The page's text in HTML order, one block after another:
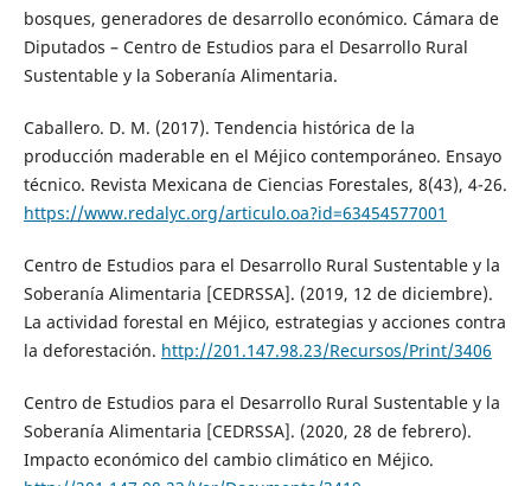
bosques, generadores de desarrollo económico. Cámara de
Diputados – Centro de Estudios para el Desarrollo Rural
Sustentable y la Soberanía Alimentaria.
Caballero. D. M. (2017). Tendencia histórica de la
producción maderable en el Méjico contemporáneo. Ensayo
técnico. Revista Mexicana de Ciencias Forestales, 8(43), 4-26.
https://www.redalyc.org/articulo.oa?id=63454577001
Centro de Estudios para el Desarrollo Rural Sustentable y la
Soberanía Alimentaria [CEDRSSA]. (2019, 12 de diciembre).
La actividad forestal en Méjico, estrategias y acciones contra
la deforestación. http://201.147.98.23/Recursos/Print/3406
Centro de Estudios para el Desarrollo Rural Sustentable y la
Soberanía Alimentaria [CEDRSSA]. (2020, 28 de febrero).
Impacto económico del cambio climático en Méjico.